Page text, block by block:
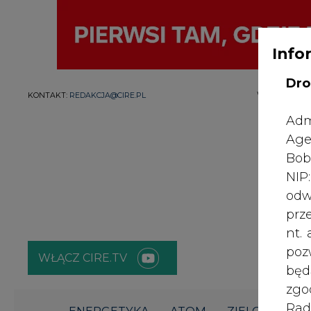
WŁĄCZ CIRE.TV
ZIELONA
nt.
certyfikacji kryteriów zrównoważonego rozwoju na